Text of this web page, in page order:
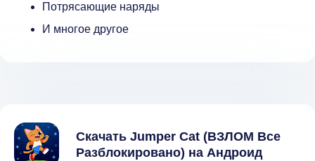
Потрясающие наряды
И многое другое
Скачать Jumper Cat (ВЗЛОМ Все
Разблокировано) на Андроид